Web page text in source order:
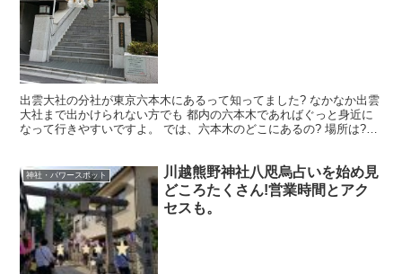
出雲大社の分社が東京六本木にあるって知ってました? なかなか出雲
大社まで出かけられない方でも 都内の六本木であればぐっと身近に
なって行きやすいですよ。 では、六本木のどこにあるの? 場所は?ア
神社・パワースポット
川越熊野神社八咫烏占いを始め見
どころたくさん!営業時間とアク
セスも。